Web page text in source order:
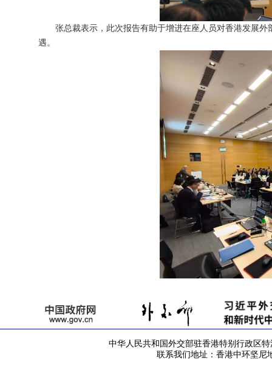
张总裁表示，此次报告有助于增进在座人员对香港发展外
遇。
中华人民共和国外交部驻香港特别行政区特
联系我们地址：香港中环坚尼